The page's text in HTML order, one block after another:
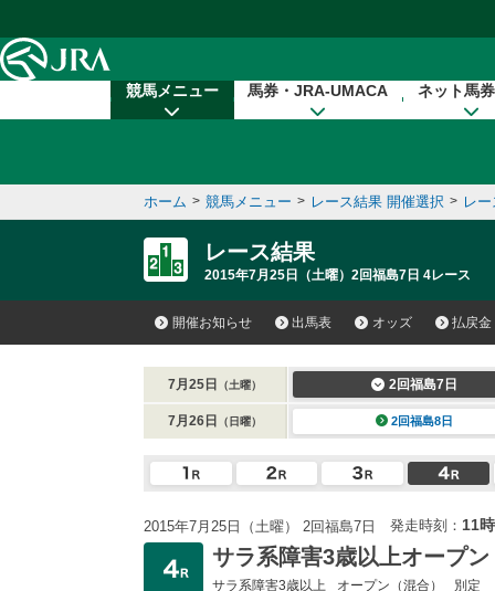
競馬メニュー 馬券・JRA-UMACA ネット馬
ホーム > 競馬メニュー > レース結果 開催選択 > レ
レース結果
2015年7月25日（土曜）2回福島7日 4レース
開催お知らせ 出馬表 オッズ 払戻金
7月25日 （土曜） 2回福島7日
7月26日 （日曜） 2回福島8日
2015年7月25日（土曜） 2回福島7日 発走時刻： 11
サラ系障害3歳以上オープン
サラ系障害3歳以上 オープン （混合） 別定